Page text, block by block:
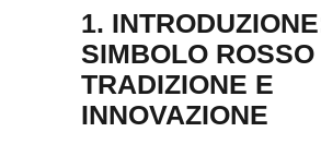
1.
SIMBOLO ROSSO
TRADIZIONE E
INNOVAZIONE